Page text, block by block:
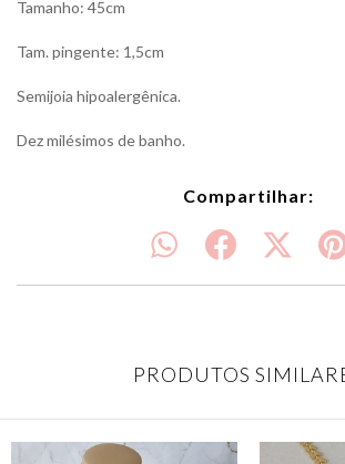
Tamanho: 45cm
Tam. pingente: 1,5cm
Semijoia hipoalergênica.
Dez milésimos de banho.
Compartilhar:
PRODUTOS